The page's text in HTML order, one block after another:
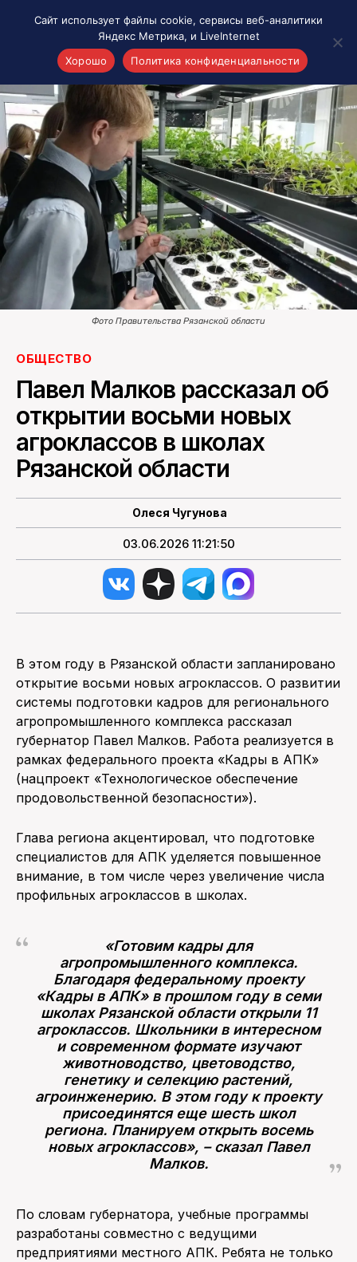
Акценты
Материалы о Рязани и области
Проекты 7 инфо
Здоровье
Интересное
Новости кино и ТВ
Новости России
Политика
Новости мира
Все материалы 7инфо
ПОИСК ПО САЙТУ
Фото Правительства Рязанской области
ОБЩЕСТВО
Павел Малков рассказал об
открытии восьми новых
агроклассов в школах
Рязанской области
Олеся Чугунова
03.06.2026 11:21:50
В этом году в Рязанской области запланировано
открытие восьми новых агроклассов. О развитии
системы подготовки кадров для регионального
агропромышленного комплекса рассказал
губернатор Павел Малков. Работа реализуется в
рамках федерального проекта «Кадры в АПК»
(нацпроект «Технологическое обеспечение
продовольственной безопасности»).
Глава региона акцентировал, что подготовке
специалистов для АПК уделяется повышенное
внимание, в том числе через увеличение числа
профильных агроклассов в школах.
«Готовим кадры для
агропромышленного комплекса.
Благодаря федеральному проекту
«Кадры в АПК» в прошлом году в семи
школах Рязанской области открыли 11
агроклассов. Школьники в интересном
и современном формате изучают
животноводство, цветоводство,
генетику и селекцию растений,
агроинженерию. В этом году к проекту
присоединятся еще шесть школ
региона. Планируем открыть восемь
новых агроклассов», – сказал Павел
Малков.
По словам губернатора, учебные программы
разработаны совместно с ведущими
предприятиями местного АПК. Ребята не только
Сайт использует файлы cookie, сервисы веб-аналитики
Яндекс Метрика, и LiveInternet
Хорошо
Политика конфиденциальности